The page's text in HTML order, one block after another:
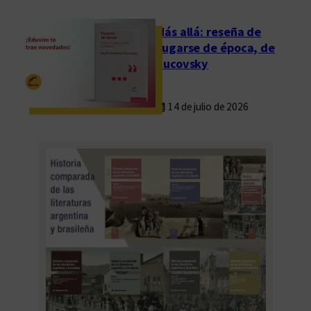
Más allá: reseña de
Fugarse de época, de
Rucovsky
14 de julio de 2026